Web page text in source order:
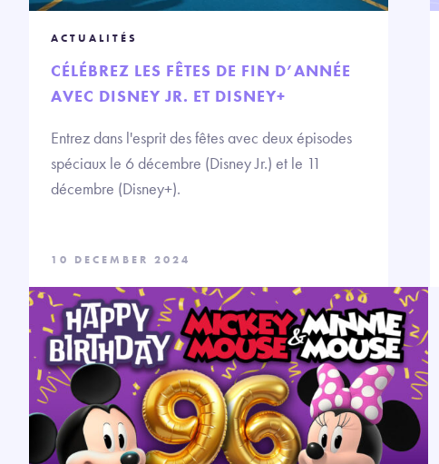
ACTUALITÉS
CÉLÉBREZ LES FÊTES DE FIN D’ANNÉE
AVEC DISNEY JR. ET DISNEY+
Entrez dans l'esprit des fêtes avec deux épisodes
spéciaux le 6 décembre (Disney Jr.) et le 11
décembre (Disney+).
10 DECEMBER 2024